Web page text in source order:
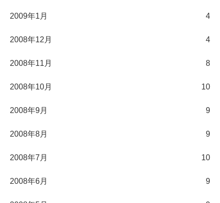
2009年1月 4
2008年12月 4
2008年11月 8
2008年10月 10
2008年9月 9
2008年8月 9
2008年7月 10
2008年6月 9